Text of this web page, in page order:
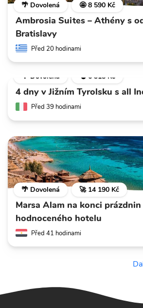
🌴 Dovolená 🤩 8 590 Kč
Ambrosia Suites – Athény s
Bratislavy
Před 20 hodinami
🌴 Dovolená 💣 6 318 Kč
4 dny v Jižním Tyrolsku s all
Před 39 hodinami
🌴 Dovolená 🚀 14 190 Kč
Marsa Alam na konci
hodnoceného hotelu
Před 41 hodinami